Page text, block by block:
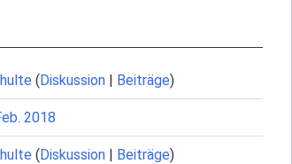
(Diskussion | Beiträge)
2018
(Diskussion | Beiträge)